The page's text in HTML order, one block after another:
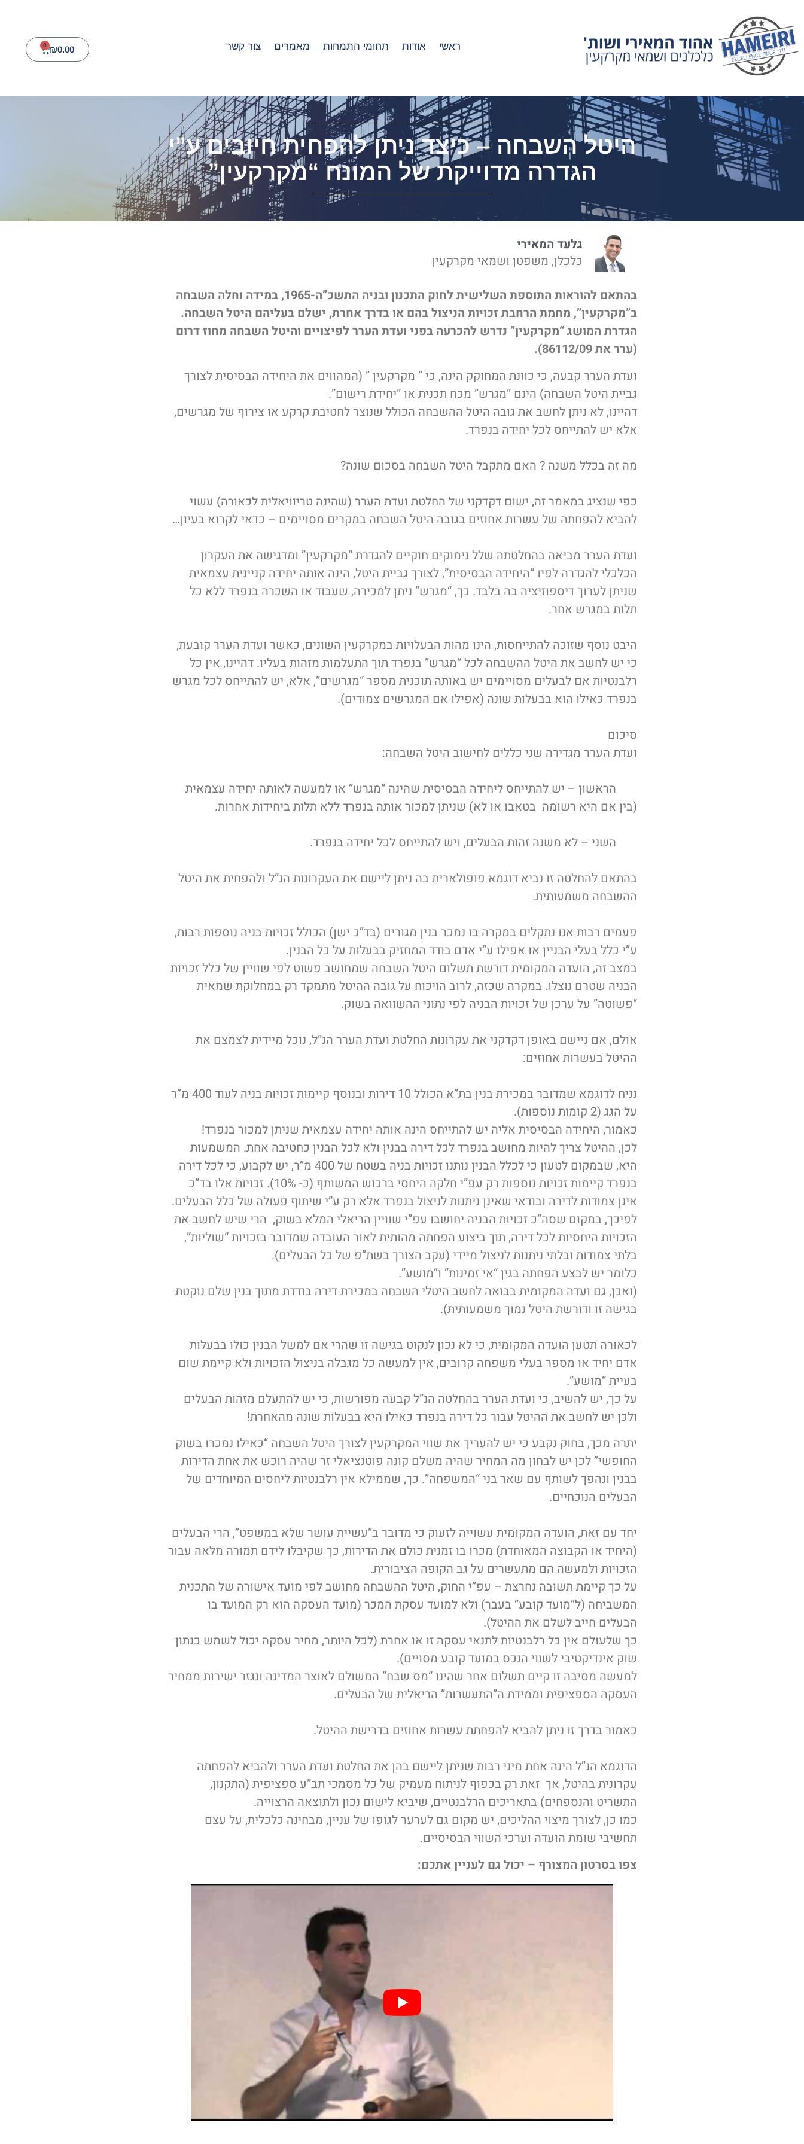
ראשי אודות תחומי התמחות מאמרים צור קשר ₪0.00
0
היטל השבחה – כיצד ניתן להפחית חיובים ע”י
הגדרה מדוייקת של המונח “מקרקעין”
גלעד המאירי
כלכלן, משפטן ושמאי מקרקעין
בהתאם להוראות התוספת השלישית לחוק התכנון ובניה התשכ”ה-1965, במידה וחלה השבחה
ב”מקרקעין”, מחמת הרחבת זכויות הניצול בהם או בדרך אחרת, ישלם בעליהם היטל השבחה.
הגדרת המושג “מקרקעין” נדרש להכרעה בפני ועדת הערר לפיצויים והיטל השבחה מחוז דרום
(ערר את 86112/09).
ועדת הערר קבעה, כי כוונת המחוקק הינה, כי ” מקרקעין ” (המהווים את היחידה הבסיסית לצורך
גביית היטל השבחה) הינם “מגרש” מכח תכנית או “יחידת רישום”.
דהיינו, לא ניתן לחשב את גובה היטל ההשבחה הכולל שנוצר לחטיבת קרקע או צירוף של מגרשים,
אלא יש להתייחס לכל יחידה בנפרד.
מה זה בכלל משנה ? האם מתקבל היטל השבחה בסכום שונה?
כפי שנציג במאמר זה, ישום דקדקני של החלטת ועדת הערר (שהינה טריוויאלית לכאורה) עשוי
להביא להפחתה של עשרות אחוזים בגובה היטל השבחה במקרים מסויימים – כדאי לקרוא בעיון…
ועדת הערר מביאה בהחלטתה שלל נימוקים חוקיים להגדרת “מקרקעין” ומדגישה את העקרון
הכלכלי להגדרה לפיו “היחידה הבסיסית”, לצורך גביית היטל, הינה אותה יחידה קניינית עצמאית
שניתן לערוך דיספוזיציה בה בלבד. כך, “מגרש” ניתן למכירה, שעבוד או השכרה בנפרד ללא כל
תלות במגרש אחר.
היבט נוסף שזוכה להתייחסות, הינו מהות הבעלויות במקרקעין השונים, כאשר ועדת הערר קובעת,
כי יש לחשב את היטל ההשבחה לכל “מגרש” בנפרד תוך התעלמות מזהות בעליו. דהיינו, אין כל
רלבנטיות אם לבעלים מסויימים יש באותה תוכנית מספר “מגרשים”, אלא, יש להתייחס לכל מגרש
בנפרד כאילו הוא בבעלות שונה (אפילו אם המגרשים צמודים).
סיכום
ועדת הערר מגדירה שני כללים לחישוב היטל השבחה:
הראשון – יש להתייחס ליחידה הבסיסית שהינה “מגרש” או למעשה לאותה יחידה עצמאית
(בין אם היא רשומה בטאבו או לא) שניתן למכור אותה בנפרד ללא תלות ביחידות אחרות.
השני – לא משנה זהות הבעלים, ויש להתייחס לכל יחידה בנפרד.
בהתאם להחלטה זו נביא דוגמא פופולארית בה ניתן ליישם את העקרונות הנ”ל ולהפחית את היטל
ההשבחה משמעותית.
פעמים רבות אנו נתקלים במקרה בו נמכר בנין מגורים (בד”כ ישן) הכולל זכויות בניה נוספות רבות,
ע”י כלל בעלי הבניין או אפילו ע”י אדם בודד המחזיק בבעלות על כל הבנין.
במצב זה, הועדה המקומית דורשת תשלום היטל השבחה שמחושב פשוט לפי שוויין של כלל זכויות
הבניה שטרם נוצלו. במקרה שכזה, לרוב הויכוח על גובה ההיטל מתמקד רק במחלוקת שמאית
“פשוטה” על ערכן של זכויות הבניה לפי נתוני ההשוואה בשוק.
אולם, אם ניישם באופן דקדקני את עקרונות החלטת ועדת הערר הנ”ל, נוכל מיידית לצמצם את
ההיטל בעשרות אחוזים:
נניח לדוגמא שמדובר במכירת בנין בת”א הכולל 10 דירות ובנוסף קיימות זכויות בניה לעוד 400 מ”ר
על הגג (2 קומות נוספות).
כאמור, היחידה הבסיסית אליה יש להתייחס הינה אותה יחידה עצמאית שניתן למכור בנפרד!
לכן, ההיטל צריך להיות מחושב בנפרד לכל דירה בבנין ולא לכל הבנין כחטיבה אחת. המשמעות
היא, שבמקום לטעון כי לכלל הבנין נותנו זכויות בניה בשטח של 400 מ”ר, יש לקבוע, כי לכל דירה
בנפרד קיימות זכויות נוספות רק עפ”י חלקה היחסי ברכוש המשותף (כ- 10%). זכויות אלו בד”כ
אינן צמודות לדירה ובודאי שאינן ניתנות לניצול בנפרד אלא רק ע”י שיתוף פעולה של כלל הבעלים.
לפיכך, במקום שסה”כ זכויות הבניה יחושבו עפ”י שוויין הריאלי המלא בשוק, הרי שיש לחשב את
הזכויות היחסיות לכל דירה, תוך ביצוע הפחתה מהותית לאור העובדה שמדובר בזכויות “שוליות”,
בלתי צמודות ובלתי ניתנות לניצול מיידי (עקב הצורך בשת”פ של כל הבעלים).
כלומר יש לבצע הפחתה בגין “אי זמינות” ו”מושע”.
(ואכן, גם ועדה המקומית בבואה לחשב היטלי השבחה במכירת דירה בודדת מתוך בנין שלם נוקטת
בגישה זו ודורשת היטל נמוך משמעותית).
לכאורה תטען הועדה המקומית, כי לא נכון לנקוט בגישה זו שהרי אם למשל הבנין כולו בבעלות
אדם יחיד או מספר בעלי משפחה קרובים, אין למעשה כל מגבלה בניצול הזכויות ולא קיימת שום
בעיית “מושע”.
על כך, יש להשיב, כי ועדת הערר בהחלטה הנ”ל קבעה מפורשות, כי יש להתעלם מזהות הבעלים
ולכן יש לחשב את ההיטל עבור כל דירה בנפרד כאילו היא בבעלות שונה מהאחרת!
יתרה מכך, בחוק נקבע כי יש להעריך את שווי המקרקעין לצורך היטל השבחה “כאילו נמכרו בשוק
החופשי” לכן יש לבחון מה המחיר שהיה משלם קונה פוטנציאלי זר שהיה רוכש את אחת הדירות
בבנין ונהפך לשותף עם שאר בני “המשפחה”. כך, שממילא אין רלבנטיות ליחסים המיוחדים של
הבעלים הנוכחיים.
יחד עם זאת, הועדה המקומית עשוייה לזעוק כי מדובר ב”עשיית עושר שלא במשפט”, הרי הבעלים
(היחיד או הקבוצה המאוחדת) מכרו בו זמנית כולם את הדירות, כך שקיבלו לידם תמורה מלאה עבור
הזכויות ולמעשה הם מתעשרים על גב הקופה הציבורית.
על כך קיימת תשובה נחרצת – עפ”י החוק, היטל ההשבחה מחושב לפי מועד אישורה של התכנית
המשביחה (ל”מועד קובע” בעבר) ולא למועד עסקת המכר (מועד העסקה הוא רק המועד בו
הבעלים חייב לשלם את ההיטל).
כך שלעולם אין כל רלבנטיות לתנאי עסקה זו או אחרת (לכל היותר, מחיר עסקה יכול לשמש כנתון
שוק אינדיקטיבי לשווי הנכס במועד קובע מסויים).
למעשה מסיבה זו קיים תשלום אחר שהינו “מס שבח” המשולם לאוצר המדינה ונגזר ישירות ממחיר
העסקה הספציפית וממידת ה”התעשרות” הריאלית של הבעלים.
כאמור בדרך זו ניתן להביא להפחתת עשרות אחוזים בדרישת ההיטל.
הדוגמא הנ”ל הינה אחת מיני רבות שניתן ליישם בהן את החלטת ועדת הערר ולהביא להפחתה
עקרונית בהיטל, אך זאת רק בכפוף לניתוח מעמיק של כל מסמכי תב”ע ספציפית (התקנון,
התשריט והנספחים) בתאריכים הרלבנטיים, שיביא לישום נכון ולתוצאה הרצוייה.
כמו כן, לצורך מיצוי ההליכים, יש מקום גם לערער לגופו של עניין, מבחינה כלכלית, על עצם
תחשיבי שומת הועדה וערכי השווי הבסיסיים.
צפו בסרטון המצורף – יכול גם לעניין אתכם: